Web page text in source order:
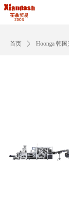
首页 ꄲ Hoonga 韩